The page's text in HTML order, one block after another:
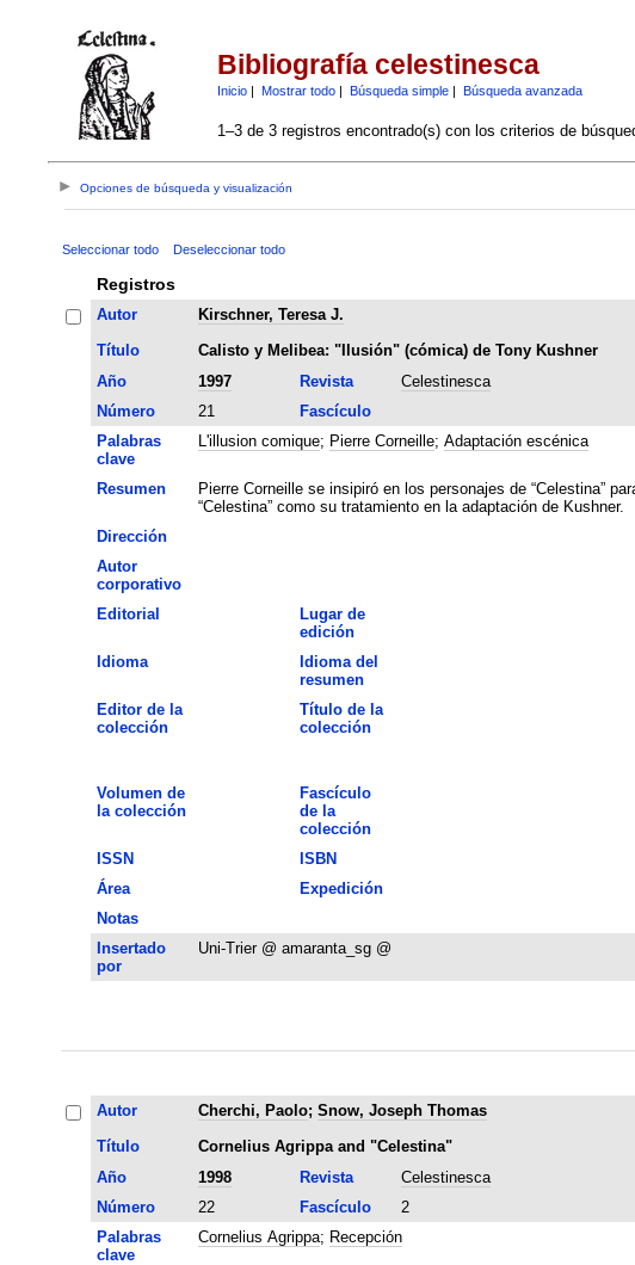
Bibliografía celestinesca
Inicio| Mostrar todo| Búsqueda simple| Búsqueda avanzada
1–3 de 3 registros encontrado(s) con los criterios de
Opciones de búsqueda y visualización
Seleccionar todo Deseleccionar todo
Registros
Autor
Kirschner, Teresa J.
Título
Calisto y Melibea: "Ilusión" (cómica) de Tony Kushner
Año
1997 Revista Celestinesca
Número
21 Fascículo
Palabras
clave
L'illusion comique; Pierre Corneille; Adaptación escénica
Resumen
Pierre Corneille se insipiró en los personajes de “Celestina”
“Celestina” como su tratamiento en la adaptación de Kushner.
Dirección
Autor
corporativo
Editorial
Lugar de
edición
Idioma
Idioma del
resumen
Editor de la
colección
Título de la
colección
Volumen de
la colección
Fascículo
de la
colección
ISSN ISBN
Área
Expedición
Notas
Insertado
por
Uni-Trier @ amaranta_sg @
Autor Cherchi, Paolo; Snow, Joseph Thomas
Título
Cornelius Agrippa and "Celestina"
Año
1998 Revista Celestinesca
Número
22 Fascículo 2
Palabras
clave
Cornelius Agrippa; Recepción